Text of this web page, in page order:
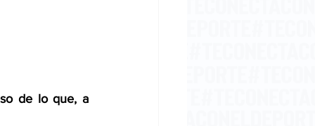
de lo que, a